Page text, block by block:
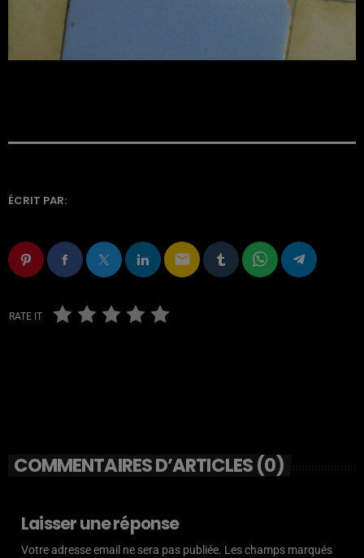
ÉCRIT PAR:
email
RATE IT
COMMENTAIRES D’ARTICLES (0)
Laisser une réponse
Votre adresse email ne sera pas publiée. Les champs marqués